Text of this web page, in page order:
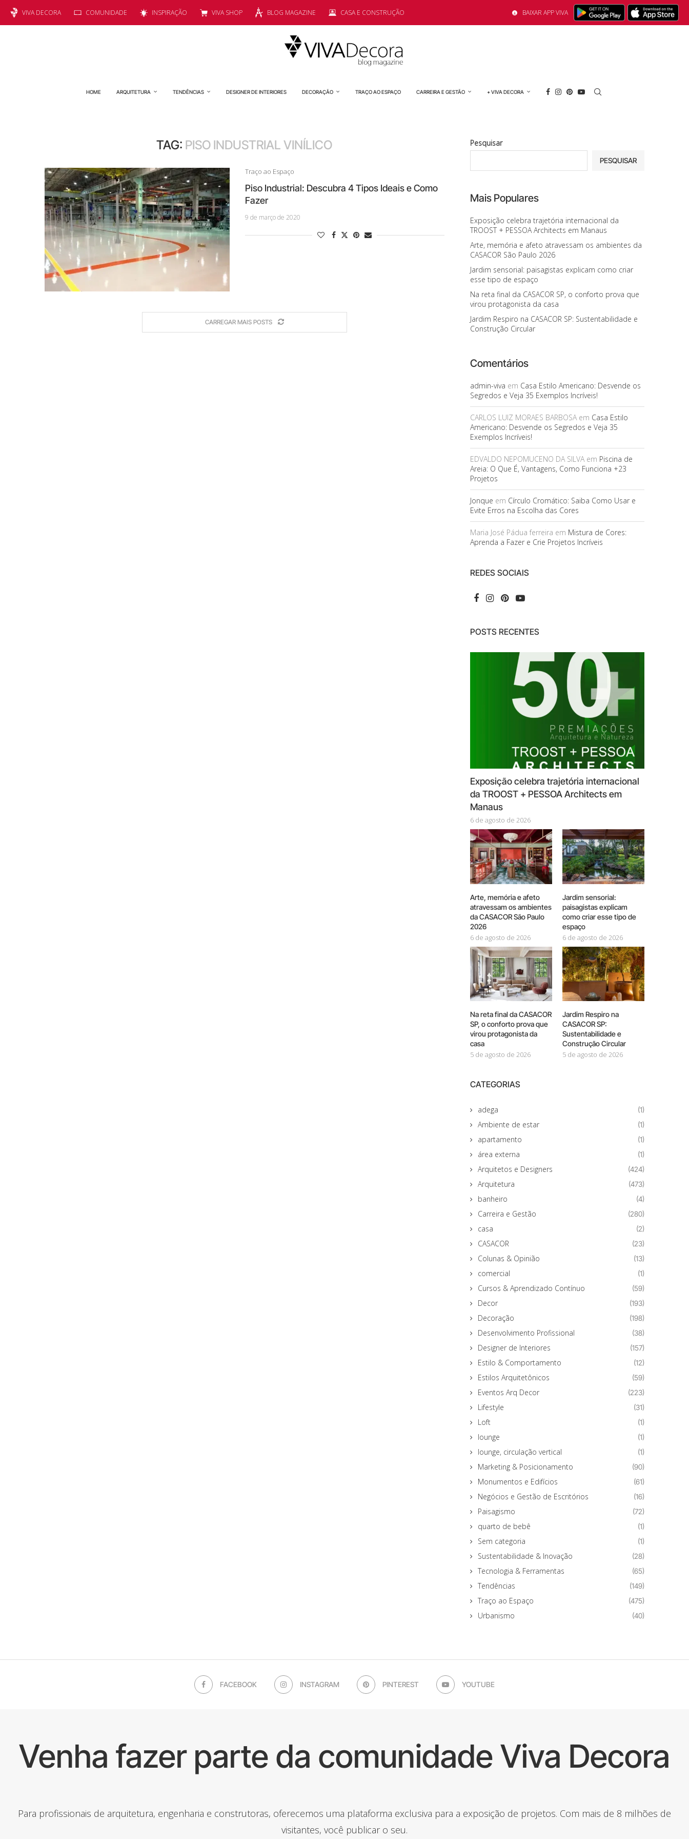
VIVA DECORA COMUNIDADE INSPIRAÇÃO VIVA SHOP BLOG MAGAZINE CASA E CONSTRUÇÃO BAIXAR APP VIVA
HOME ARQUITETURA TENDÊNCIAS DESIGNER DE INTERIORES DECORAÇÃO TRAÇO AO ESPAÇO CARREIRA E GESTÃO + VIVA DECORA
TAG: PISO INDUSTRIAL VINÍLICO
Traço ao Espaço
Piso Industrial: Descubra 4 Tipos Ideais e Como
Fazer
9 de março de 2020
CARREGAR MAIS POSTS
Pesquisar
PESQUISAR
Mais Populares
Exposição celebra trajetória internacional da
TROOST + PESSOA Architects em Manaus
Arte, memória e afeto atravessam os ambientes da
CASACOR São Paulo 2026
Jardim sensorial: paisagistas explicam como criar
esse tipo de espaço
Na reta final da CASACOR SP, o conforto prova que
virou protagonista da casa
Jardim Respiro na CASACOR SP: Sustentabilidade e
Construção Circular
Comentários
admin-viva em Casa Estilo Americano: Desvende os
Segredos e Veja 35 Exemplos Incríveis!
CARLOS LUIZ MORAES BARBOSAem Casa Estilo
Americano: Desvende os Segredos e Veja 35
Exemplos Incríveis!
EDVALDO NEPOMUCENO DA SILVAem Piscina de
Areia: O Que É, Vantagens, Como Funciona +23
Projetos
Jonque em Círculo Cromático: Saiba Como Usar e
Evite Erros na Escolha das Cores
Maria José Pádua ferreira em Mistura de Cores:
Aprenda a Fazer e Crie Projetos Incríveis
REDES SOCIAIS
POSTS RECENTES
Exposição celebra trajetória internacional
da TROOST + PESSOA Architects em
Manaus
6 de agosto de 2026
Arte, memória e afeto
atravessam os ambientes
da CASACOR São Paulo
2026
6 de agosto de 2026
Jardim sensorial:
paisagistas explicam
como criar esse tipo de
espaço
6 de agosto de 2026
Na reta final da CASACOR
SP, o conforto prova que
virou protagonista da
casa
5 de agosto de 2026
Jardim Respiro na
CASACOR SP:
Sustentabilidade e
Construção Circular
5 de agosto de 2026
CATEGORIAS
adega (1)
Ambiente de estar (1)
apartamento (1)
área externa (1)
Arquitetos e Designers (424)
Arquitetura (473)
banheiro (4)
Carreira e Gestão (280)
casa (2)
CASACOR (23)
Colunas & Opinião (13)
comercial (1)
Cursos & Aprendizado Contínuo (59)
Decor (193)
Decoração (198)
Desenvolvimento Profissional (38)
Designer de Interiores (157)
Estilo & Comportamento (12)
Estilos Arquitetônicos (59)
Eventos Arq Decor (223)
Lifestyle (31)
Loft (1)
lounge (1)
lounge, circulação vertical (1)
Marketing & Posicionamento (90)
Monumentos e Edifícios (61)
Negócios e Gestão de Escritórios (16)
Paisagismo (72)
quarto de bebê (1)
Sem categoria (1)
Sustentabilidade & Inovação (28)
Tecnologia & Ferramentas (65)
Tendências (149)
Traço ao Espaço (475)
Urbanismo (40)
FACEBOOK INSTAGRAM PINTEREST YOUTUBE
Venha fazer parte da comunidade Viva Decora
Para profissionais de arquitetura, engenharia e construtoras, oferecemos uma plataforma exclusiva para a exposição de projetos. Com mais de 8 milhões de
visitantes, você publicar o seu.